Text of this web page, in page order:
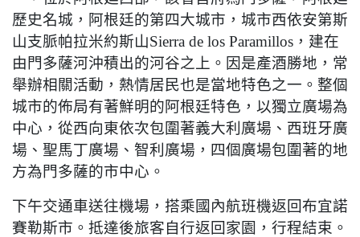
歷史名城，阿根廷的第四大城市，城市西依安第斯
山支脈帕拉米約斯山Sierra de los Paramillos ，建在
由門多薩河沖積出的河谷之上。因是產酒勝地，常
舉辦相關活動，熱情居民也是當地特色之一。整個
城市的佈局有著鮮明的阿根廷特色，以獨立廣場為
中心，從西向東依次包圍著義大利廣場、西班牙廣
場、聖馬丁廣場、智利廣場，四個廣場包圍著的地
方為門多薩的市中心。
下午交通車送往機場，搭乘國內航班機返回布宜諾
賽勒斯市。抵達後旅客自行返回家園，行程結束。